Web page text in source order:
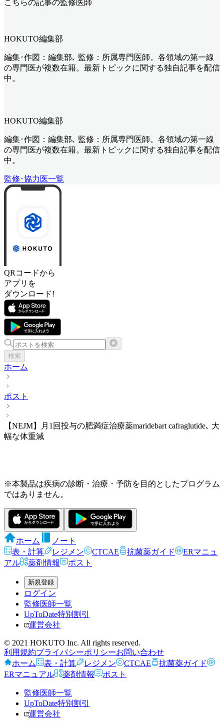
こちらの記事の監修医師
HOKUTO編集部
編集･作図：編集部､ 監修：所属専門医師。各領域の第一線
の専門医が複数在籍。最新トピックに関する独自記事を配信
中。
HOKUTO編集部
編集･作図：編集部､ 監修：所属専門医師。各領域の第一線
の専門医が複数在籍。最新トピックに関する独自記事を配信
中。
監修･協力医一覧
QRコードから
アプリを
ダウンロード!
検索
ホーム
ポスト
【NEJM】月1回投与の肥満症治療薬maridebart cafraglutide､ 大
幅な体重減
※本製品は疾病の診断・治療・予防を目的としたプログラム
ではありません。
ホーム
ノート
表・計算
レジメン CTCAE 抗菌薬ガイド
ERマニュ
アル
薬剤情報 ポスト
新規登録
ログイン
監修医師一覧
UpToDate特別割引
運営会社
© 2021 HOKUTO Inc. All rights reserved.
利用規約プライバシーポリシーお問い合わせ
ホーム
表・計算 レジメン CTCAE
抗菌薬ガイド
ERマニュアル
薬剤情報 ポスト
監修医師一覧
UpToDate特別割引
運営会社